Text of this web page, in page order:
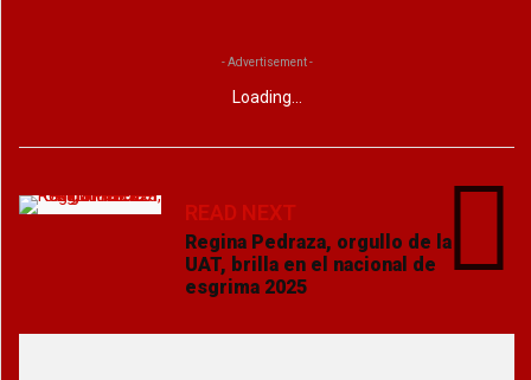
- Advertisement -
Loading...
READ NEXT
Regina Pedraza, orgullo de la
UAT, brilla en el nacional de
esgrima 2025